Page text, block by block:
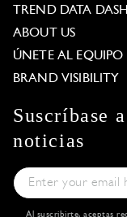
TREND DATA
ABOUT US
ÚNETE AL EQUIPO
BRAND VISIBILITY
Suscríbase
noticias
Al suscribirte, aceptas